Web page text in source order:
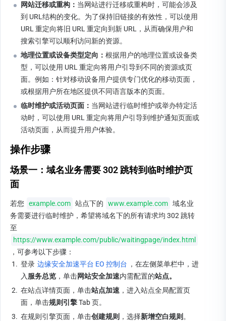
网站迁移或重构： 当网站进行迁移或重构时，可能会涉及
到 URL结构的变化。为了保持旧链接的有效性，可以使用
URL 重定向将旧 URL 重定向到新 URL，从而确保用户和
搜索引擎可以顺利访问新的资源。
地理位置或设备类型定向： 根据用户的地理位置或设备类
型，可以使用 URL 重定向将用户引导到不同的资源或页
面。例如：针对移动设备用户提供专门优化的移动页面，
或根据用户所在地区提供不同语言版本的页面。
临时维护或活动页面： 当网站进行临时维护或举办特定活
动时，可以使用 URL 重定向将用户引导到维护通知页面或
活动页面，从而提升用户体验。
操作步骤
场景一：域名业务需要 302 跳转到临时维护页
面
若您 example.com 站点下的 www.example.com 域名业
务需要进行临时维护，希望将域名下的所有请求均 302 跳转
至
https://www.example.com/public/waitingpage/index.html
，可参考以下步骤：
1. 登录 边缘安全加速平台 EO 控制台 ，在左侧菜单栏中，进
入 服务总览 ，单击网站安全加速内需配置的站点。
2. 在站点详情页面，单击站点加速 ，进入站点全局配置页
面，单击规则引擎 Tab 页。
3. 在规则引擎页面，单击创建规则 ，选择新增空白规则 。